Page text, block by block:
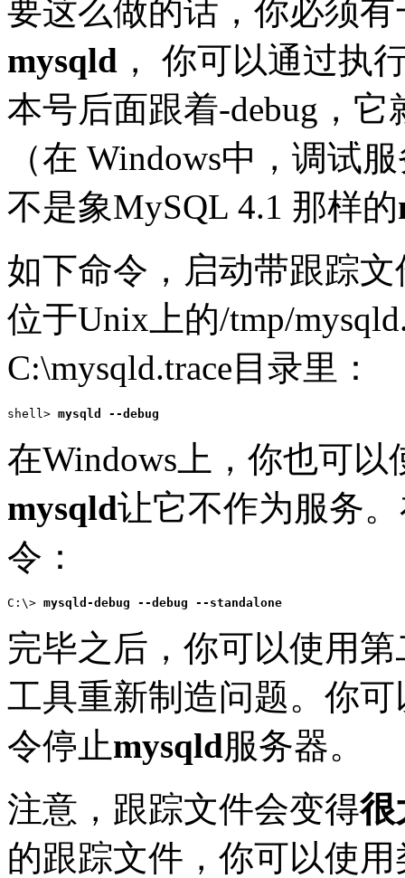
要这么做的话，你必须
mysqld ，
你可以通过执
本号后面跟着-debug，
（在 Windows中，调试
不是象MySQL 4.1 那样的
如下命令，启动带跟踪
位于Unix上的/tmp/
C:\mysqld.trace目录里：
shell> mysqld --debug
在Windows上，你也可以
mysqld让它不作为服务
令：
C:\> mysqld-debug --debug --standalone
完毕之后，你可以使用
工具重新制造问题。你可
令停止mysqld服务器。
注意，跟踪文件会变得很
的跟踪文件，你可以使